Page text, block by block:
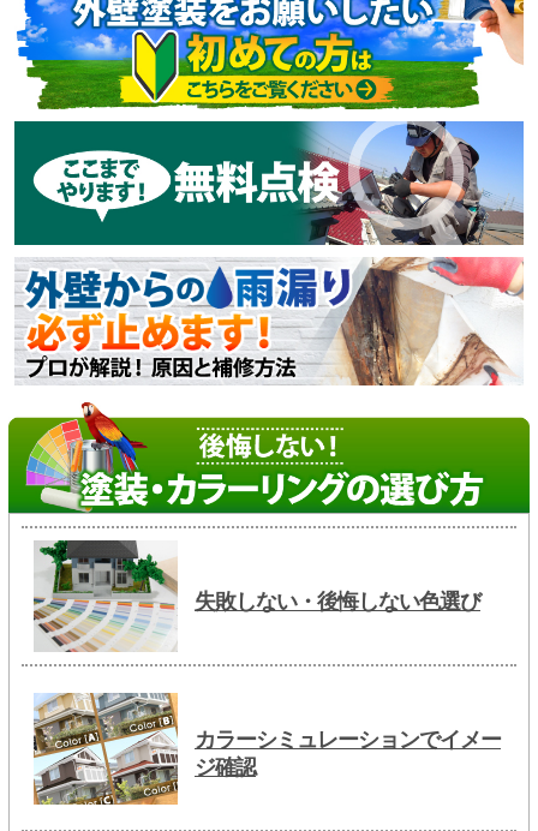
失敗しない・後悔しない色選び
カラーシミュレーションでイメー
ジ確認